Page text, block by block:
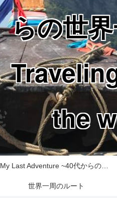
らの世
the
My Last Adventure ~40代からの世界一周旅行記~
世界一周のルート